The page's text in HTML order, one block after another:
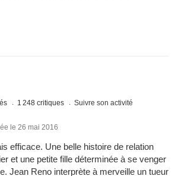
1 248 critiques Suivre son activité
le 26 mai 2016
efficace. Une belle histoire de relation
et une petite fille déterminée à se venger
Jean Reno interprète à merveille un tueur